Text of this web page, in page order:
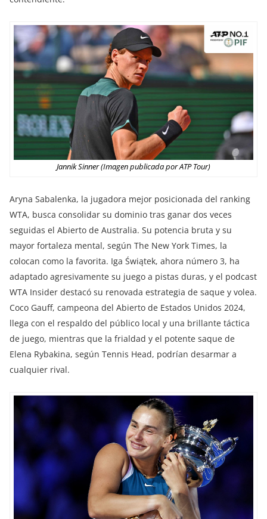
Jannik Sinner (Imagen publicada por ATP Tour)
Aryna Sabalenka, la jugadora mejor posicionada del ranking
WTA, busca consolidar su dominio tras ganar dos veces
seguidas el Abierto de Australia. Su potencia bruta y su
mayor fortaleza mental, según The New York Times, la
colocan como la favorita. Iga Świątek, ahora número 3, ha
adaptado agresivamente su juego a pistas duras, y el podcast
WTA Insider destacó su renovada estrategia de saque y volea.
Coco Gauff, campeona del Abierto de Estados Unidos 2024,
llega con el respaldo del público local y una brillante táctica
de juego, mientras que la frialdad y el potente saque de
Elena Rybakina, según Tennis Head, podrían desarmar a
cualquier rival.